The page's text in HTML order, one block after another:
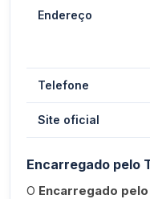
Endereço
Telefone
Site oficial
Encarregado pelo
O Encarregado